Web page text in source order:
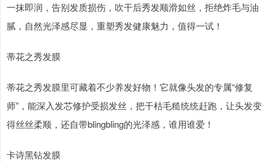
一抹即润，告别发质损伤，吹干后秀发顺滑如丝，拒绝炸毛与油
腻，自然光泽感尽显，重塑秀发健康魅力，值得一试！
蒂花之秀发膜
蒂花之秀发膜里可藏着不少养发好物！它就像头发的专属“修复
师”，能深入发芯修护受损发丝，把干枯毛糙统统赶跑，让头发变
得丝丝柔顺，还自带blingbling的光泽感，谁用谁爱！
卡诗黑钻发膜